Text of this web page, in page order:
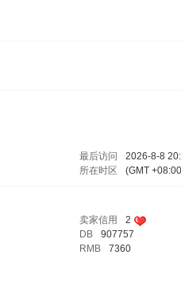
最后访问
2026-8-8
所在时区 (GMT
卖家信用
2
DB
907757
RMB 7360